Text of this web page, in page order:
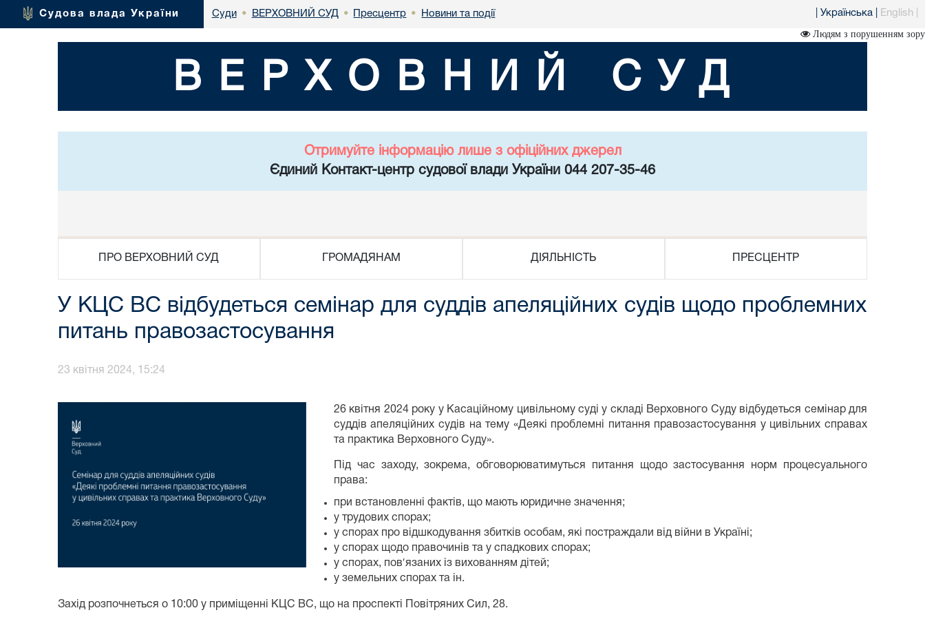
Судова влада України Суди • ВЕРХОВНИЙ СУД • Пресцентр • Новини та події Українська English
Людям з порушенням зору
ВЕРХОВНИЙ СУД
Отримуйте інформацію лише з офіційних джерел
Єдиний Контакт-центр судової влади України 044 207-35-46
ПРО ВЕРХОВНИЙ СУД ГРОМАДЯНАМ ДІЯЛЬНІСТЬ ПРЕСЦЕНТР
У КЦС ВС відбудеться семінар для суддів апеляційних судів щодо проблемних
питань правозастосування
23 квітня 2024, 15:24
26 квітня 2024 року у Касаційному цивільному суді у складі Верховного Суду відбудеться семінар для
суддів апеляційних судів на тему «Деякі проблемні питання правозастосування у цивільних справах
та практика Верховного Суду».
Під час заходу, зокрема, обговорюватимуться питання щодо застосування норм процесуального
права:
при встановленні фактів, що мають юридичне значення;
у трудових спорах;
у спорах про відшкодування збитків особам, які постраждали від війни в Україні;
у спорах щодо правочинів та у спадкових спорах;
у спорах, пов′язаних із вихованням дітей;
у земельних спорах та ін.
Захід розпочнеться о 10:00 у приміщенні КЦС ВС, що на проспекті Повітряних Сил, 28.